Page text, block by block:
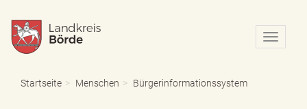
N
a
Startseite Menschen Bürgerinformationssystem